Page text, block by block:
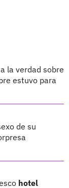
la verdad sobre
estuvo para
de su
hotel